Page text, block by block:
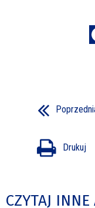
Drukuj
CZYTAJ